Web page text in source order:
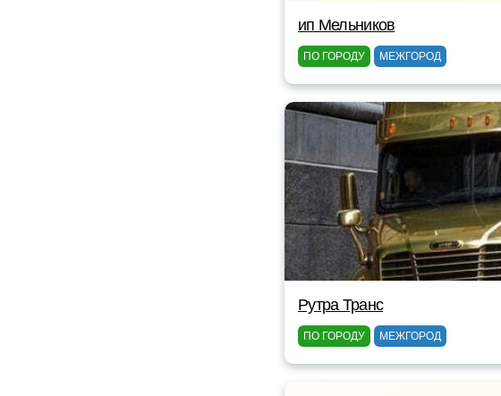
ип Мельников
ПО ГОРОДУ МЕЖГОРОД
Рутра Транс
ПО ГОРОДУ МЕЖГОРОД